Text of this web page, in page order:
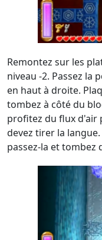
Remontez sur les
niveau -2. Passez la
en haut à droite.
tombez à côté du
profitez du flux d'air
devez tirer la
passez-la et tombez